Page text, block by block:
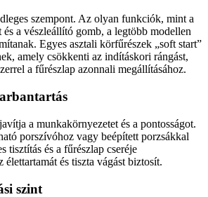
szempont. Az olyan funkciók, mint a
a vészleállító gomb, a legtöbb modellen
Egyes asztali körfűrészek „soft start”
amely csökkenti az indításkori rángást,
a fűrészlap azonnali megállításához.
a munkakörnyezetet és a pontosságot.
porszívóhoz vagy beépített porzsákkal
tisztítás és a fűrészlap cseréje
élettartamát és tiszta vágást biztosít.
szint